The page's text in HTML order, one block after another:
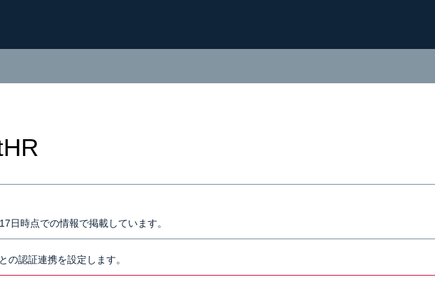
日時点での情報で掲載しています。
の認証連携を設定します。